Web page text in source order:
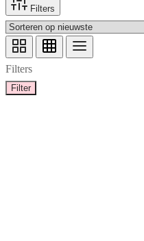
Filters
Filters
Filter